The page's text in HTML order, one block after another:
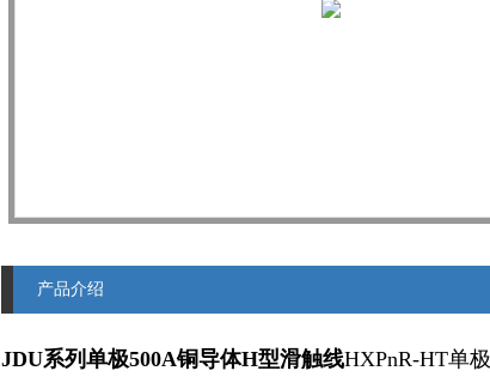
产品介绍
JDU系列单极500A铜导体H型滑触线HXPnR-HT单